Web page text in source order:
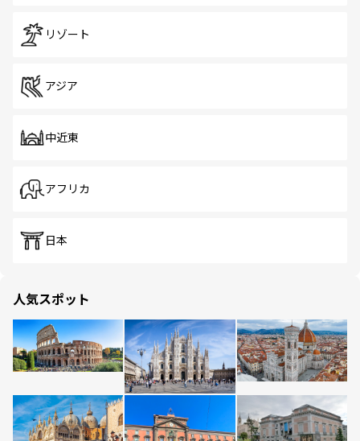
リゾート
アジア
中近東
アフリカ
日本
人気スポット